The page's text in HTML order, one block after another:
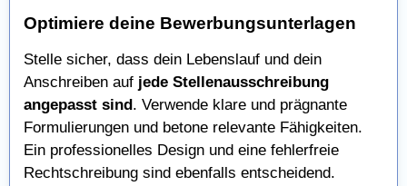
Optimiere deine Bewerbungsunterlagen
Stelle sicher, dass dein Lebenslauf und dein
Anschreiben auf jede Stellenausschreibung
angepasst sind. Verwende klare und prägnante
Formulierungen und betone relevante Fähigkeiten.
Ein professionelles Design und eine fehlerfreie
Rechtschreibung sind ebenfalls entscheidend.